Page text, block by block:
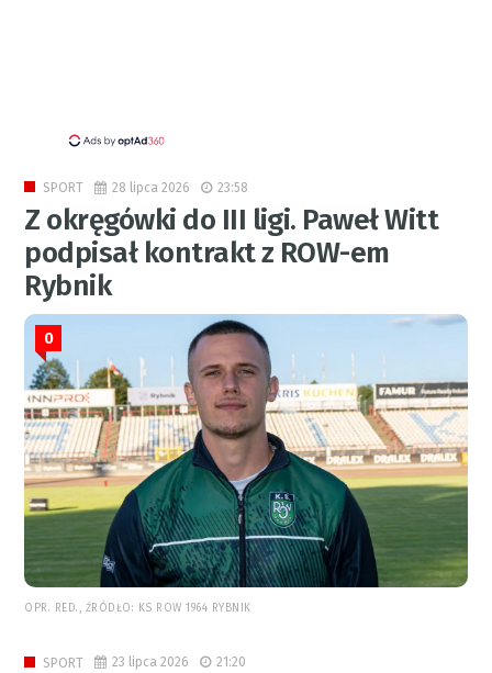
SPORT 28 lipca 2026 23:58
Z okręgówki do III ligi. Paweł Witt
podpisał kontrakt z ROW-em
Rybnik
0
OPR. RED., ŹRÓDŁO: KS ROW 1964 RYBNIK
SPORT 23 lipca 2026 21:20